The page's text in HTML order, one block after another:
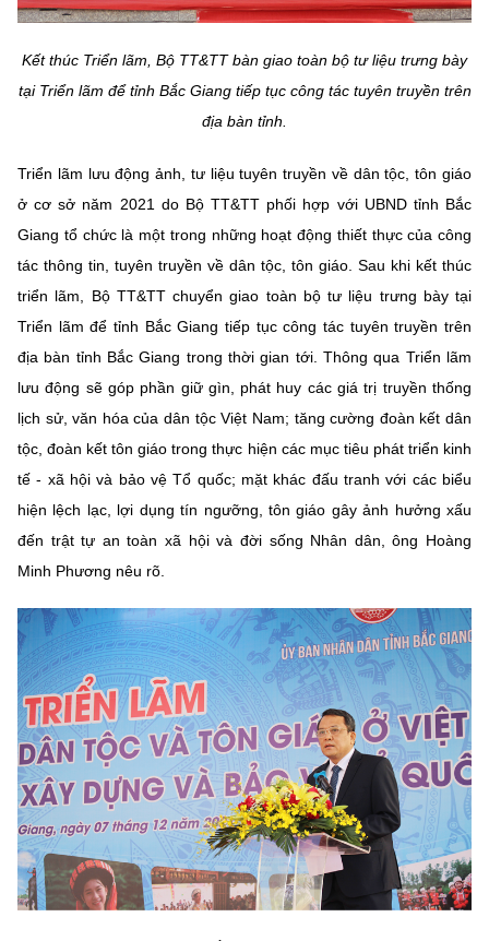
Kết thúc Triển lãm, Bộ TT&TT bàn giao toàn bộ tư liệu trưng bày
tại Triển lãm để tỉnh Bắc Giang tiếp tục công tác tuyên truyền trên
địa bàn tỉnh.
Triển lãm lưu động ảnh, tư liệu tuyên truyền về dân tộc, tôn giáo
ở cơ sở năm 2021 do Bộ TT&TT phối hợp với UBND tỉnh Bắc
Giang tổ chức là một trong những hoạt động thiết thực của công
tác thông tin, tuyên truyền về dân tộc, tôn giáo. Sau khi kết thúc
triển lãm, Bộ TT&TT chuyển giao toàn bộ tư liệu trưng bày tại
Triển lãm để tỉnh Bắc Giang tiếp tục công tác tuyên truyền trên
địa bàn tỉnh Bắc Giang trong thời gian tới. Thông qua Triển lãm
lưu động sẽ góp phần giữ gìn, phát huy các giá trị truyền thống
lịch sử, văn hóa của dân tộc Việt Nam; tăng cường đoàn kết dân
tộc, đoàn kết tôn giáo trong thực hiện các mục tiêu phát triển kinh
tế - xã hội và bảo vệ Tổ quốc; mặt khác đấu tranh với các biểu
hiện lệch lạc, lợi dụng tín ngưỡng, tôn giáo gây ảnh hưởng xấu
đến trật tự an toàn xã hội và đời sống Nhân dân, ông Hoàng
Minh Phương nêu rõ.